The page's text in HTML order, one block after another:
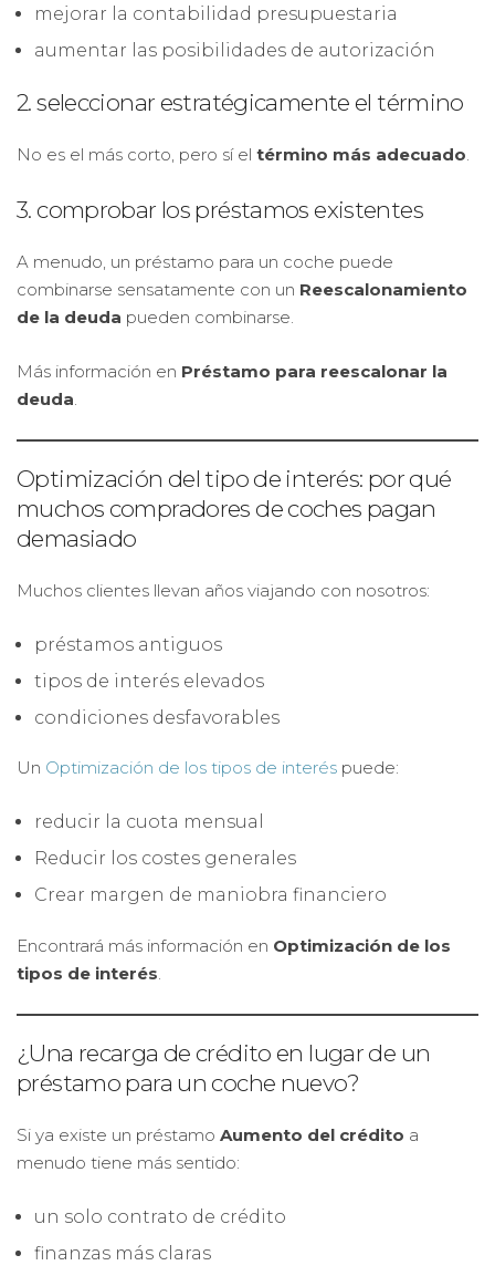
mejorar la contabilidad presupuestaria
aumentar las posibilidades de autorización
2. seleccionar estratégicamente el término
No es el más corto, pero sí el término más adecuado.
3. comprobar los préstamos existentes
A menudo, un préstamo para un coche puede
combinarse sensatamente con un Reescalonamiento
de la deuda pueden combinarse.
Más información en Préstamo para reescalonar la
deuda
Optimización del tipo de interés: por qué
muchos compradores de coches pagan
demasiado
Muchos clientes llevan años viajando con nosotros:
préstamos antiguos
tipos de interés elevados
condiciones desfavorables
Un Optimización de los tipos de interés puede:
reducir la cuota mensual
Reducir los costes generales
Crear margen de maniobra financiero
Encontrará más información en Optimización de los
tipos de interés.
¿Una recarga de crédito en lugar de un
préstamo para un coche nuevo?
Si ya existe un préstamo Aumento del crédito a
menudo tiene más sentido:
un solo contrato de crédito
finanzas más claras